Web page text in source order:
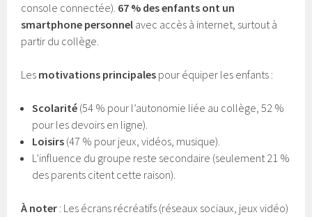
console connectée). 67 % des enfants ont un
smartphone personnel avec accès à internet, surtout à
partir du collège.
Les motivations principales pour équiper les enfants :
Scolarité (54 % pour l’autonomie liée au collège, 52 %
pour les devoirs en ligne).
Loisirs (47 % pour jeux, vidéos, musique).
L’influence du groupe reste secondaire (seulement 21 %
des parents citent cette raison).
À noter : Les écrans récréatifs (réseaux sociaux, jeux vidéo)